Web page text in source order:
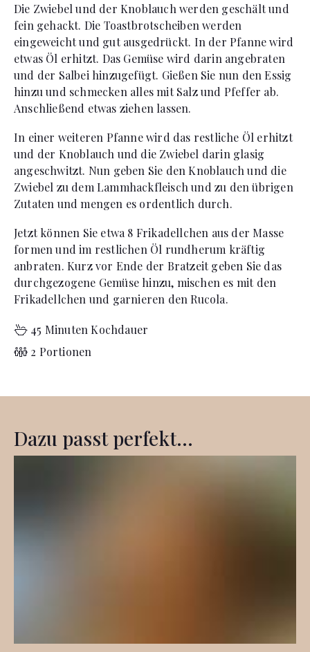
Die Zwiebel und der Knoblauch werden geschält und
fein gehackt. Die Toastbrotscheiben werden
eingeweicht und gut ausgedrückt. In der Pfanne wird
etwas Öl erhitzt. Das Gemüse wird darin angebraten
und der Salbei hinzugefügt. Gießen Sie nun den Essig
hinzu und schmecken alles mit Salz und Pfeffer ab.
Anschließend etwas ziehen lassen.
In einer weiteren Pfanne wird das restliche Öl erhitzt
und der Knoblauch und die Zwiebel darin glasig
angeschwitzt. Nun geben Sie den Knoblauch und die
Zwiebel zu dem Lammhackfleisch und zu den übrigen
Zutaten und mengen es ordentlich durch.
Jetzt können Sie etwa 8 Frikadellchen aus der Masse
formen und im restlichen Öl rundherum kräftig
anbraten. Kurz vor Ende der Bratzeit geben Sie das
durchgezogene Gemüse hinzu, mischen es mit den
Frikadellchen und garnieren den Rucola.
45 Minuten Kochdauer
2 Portionen
Dazu passt perfekt...